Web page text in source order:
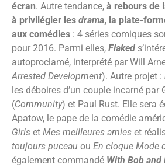
écran. Autre tendance, à rebours de
à privilégier les drama, la plate-
aux comédies : 4 séries comiques
pour 2016. Parmi elles, Flaked
autoproclamé, interprété par Will
Arrested Development). Autre projet :
les déboires d’un couple incarné
(Community) et Paul Rust. Elle sera
Apatow, le pape de la comédie
Girls et Mes meilleures amies et
toujours puceau ou En cloque Mode
également commandé With Bob and